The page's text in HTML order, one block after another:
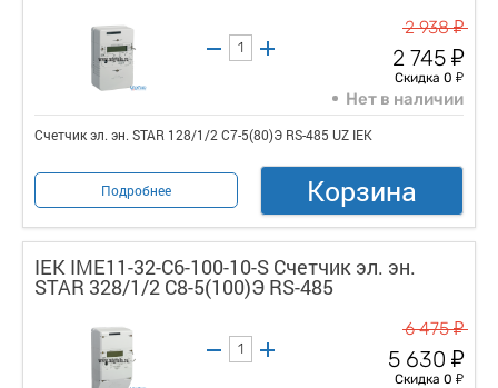
2 938у
2 745 у
Скидка 0 у
Нет в наличии
Счетчик эл. эн. STAR 128/1/2 С7-5(80)Э RS-485 UZ IEK
Подробнее Корзина
IEK IME11-32-C6-100-10-S Счетчик эл. эн.
STAR 328/1/2 С8-5(100)Э RS-485
6 475у
5 630 у
Скидка 0 у